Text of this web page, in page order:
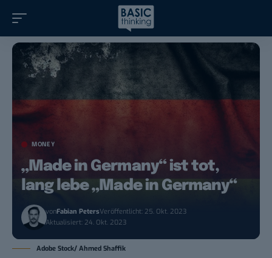
MONEY
„Made in Germany“ ist tot,
lang lebe „Made in Germany“
vonFabian PetersVeröffentlicht: 25. Okt. 2023
Aktualisiert: 24. Okt. 2023
Adobe Stock/ Ahmed Shaffik